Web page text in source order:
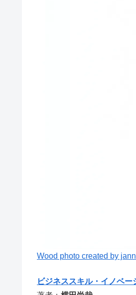
Wood photo created by
ビジネススキル・イノベ